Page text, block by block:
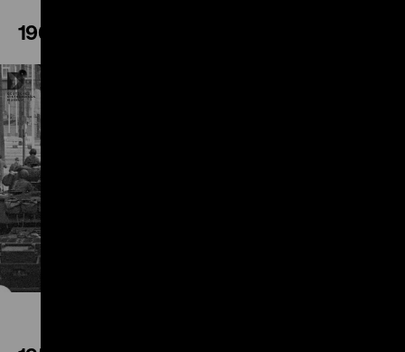
1961